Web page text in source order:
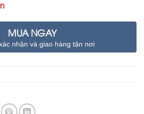
MUA NGAY
nhận và giao hàng tận nơi